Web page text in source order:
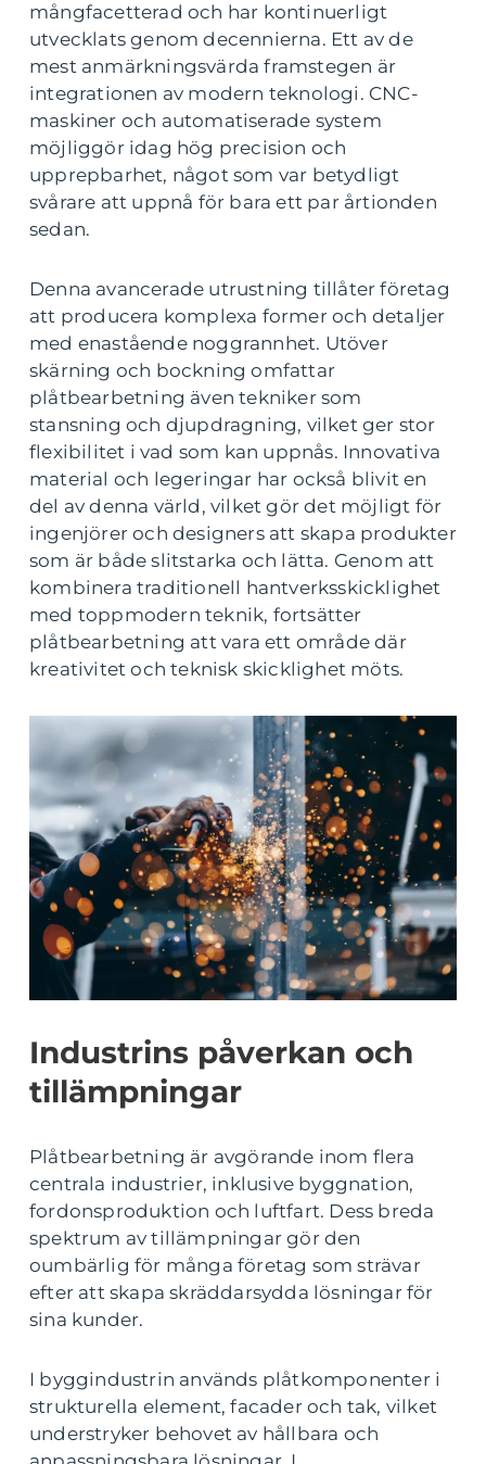
mångfacetterad och har kontinuerligt
utvecklats genom decennierna. Ett av de
mest anmärkningsvärda framstegen är
integrationen av modern teknologi. CNC-
maskiner och automatiserade system
möjliggör idag hög precision och
upprepbarhet, något som var betydligt
svårare att uppnå för bara ett par årtionden
sedan.
Denna avancerade utrustning tillåter företag
att producera komplexa former och detaljer
med enastående noggrannhet. Utöver
skärning och bockning omfattar
plåtbearbetning även tekniker som
stansning och djupdragning, vilket ger stor
flexibilitet i vad som kan uppnås. Innovativa
material och legeringar har också blivit en
del av denna värld, vilket gör det möjligt för
ingenjörer och designers att skapa produkter
som är både slitstarka och lätta. Genom att
kombinera traditionell hantverksskicklighet
med toppmodern teknik, fortsätter
plåtbearbetning att vara ett område där
kreativitet och teknisk skicklighet möts.
Industrins påverkan och
tillämpningar
Plåtbearbetning är avgörande inom flera
centrala industrier, inklusive byggnation,
fordonsproduktion och luftfart. Dess breda
spektrum av tillämpningar gör den
oumbärlig för många företag som strävar
efter att skapa skräddarsydda lösningar för
sina kunder.
I byggindustrin används plåtkomponenter i
strukturella element, facader och tak, vilket
understryker behovet av hållbara och